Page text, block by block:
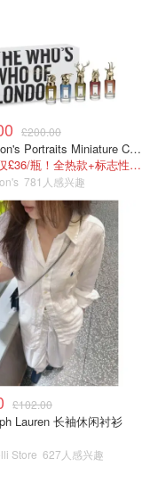
匀至乳化
£200.00
Penhaligon's Portraits Miniature Collection 香氛套装 5瓶装
叠9折后仅£36/瓶！全热款+标志性兽首头
781人感兴趣
£102.00
Lauren 长袖休闲衬衫
Store 627人感兴趣